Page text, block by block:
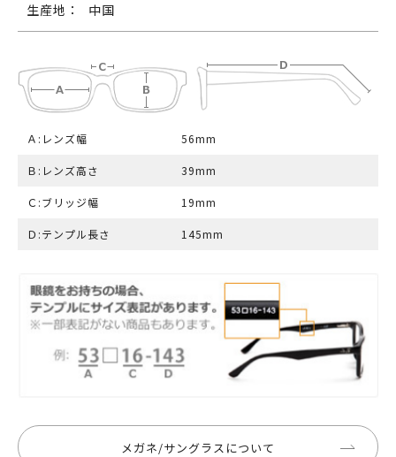
生産地： 中国
Ａ:レンズ幅 56mm
Ｂ:レンズ高さ 39mm
Ｃ:ブリッジ幅 19mm
Ｄ:テンプル長さ 145mm
メガネ/サングラスについて